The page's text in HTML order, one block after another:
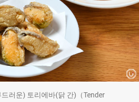
드러운) 토리에바(닭 간)（Tender